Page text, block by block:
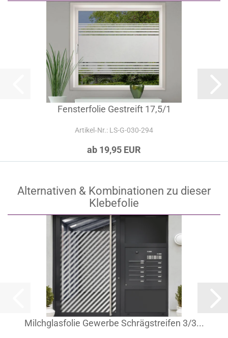
Fensterfolie Gestreift 17,5/1
Artikel‑Nr.: LS-G-030-294
ab 19,95 EUR
Alternativen & Kombinationen zu dieser
Klebefolie
Milchglasfolie Gewerbe Schrägstreifen 3/3...